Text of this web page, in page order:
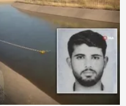
amacıyla
sitemizin daha işlevsel
sizlere yönelik
amaçlarıyla
kullanılacaktır.
yer alan panel